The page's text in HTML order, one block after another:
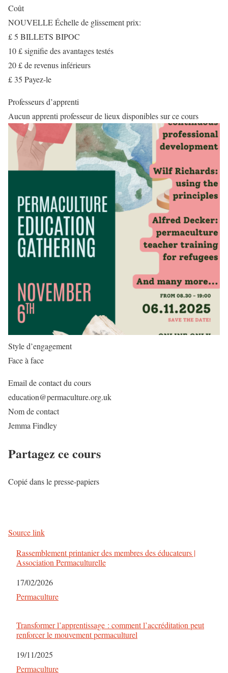
Coût
NOUVELLE Échelle de glissement prix:
£ 5 BILLETS BIPOC
10 £ signifie des avantages testés
20 £ de revenus inférieurs
£ 35 Payez-le
Professeurs d’apprenti
Aucun apprenti professeur de lieux disponibles sur ce cours
Style d’engagement
Face à face
Email de contact du cours
education@permaculture.org.uk
Nom de contact
Jemma Findley
Partagez ce cours
Copié dans le presse-papiers
Source link
Rassemblement printanier des membres des éducateurs |
Association Permaculturelle
Date
17/02/2026
Par rapport à
Permaculture
Transformer l’apprentissage : comment l’accréditation peut
renforcer le mouvement permaculturel
Date
19/11/2025
Par rapport à
Permaculture